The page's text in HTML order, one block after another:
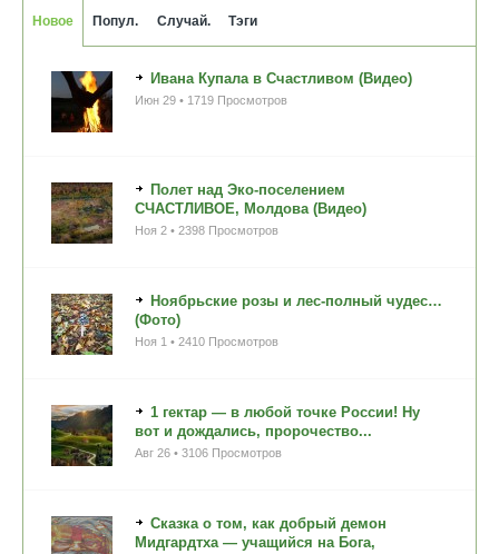
Новое Попул. Случай. Тэги
Ивана Купала в Счастливом (Видео)
Июн 29 • 1719 Просмотров
Полет над Эко-поселением
СЧАСТЛИВОЕ, Молдова (Видео)
Ноя 2 • 2398 Просмотров
Ноябрьские розы и лес-полный чудес…
(Фото)
Ноя 1 • 2410 Просмотров
1 гектар — в любой точке России! Ну
вот и дождались, пророчество...
Авг 26 • 3106 Просмотров
Сказка о том, как добрый демон
Мидгардтха — учащийся на Бога,